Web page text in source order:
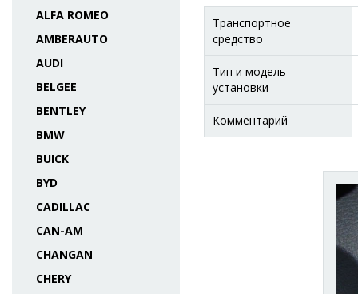
ALFA ROMEO
AMBERAUTO
AUDI
BELGEE
BENTLEY
BMW
BUICK
BYD
CADILLAC
CAN-AM
CHANGAN
CHERY
Транспортное
средство
Тип и модель
установки
Комментарий